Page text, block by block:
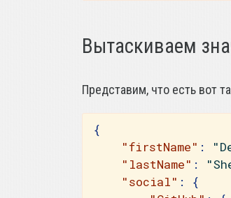
Вытаскиваем
Представим, что есть вот
{
"firstName" :
"lastName" :
"social" :
{